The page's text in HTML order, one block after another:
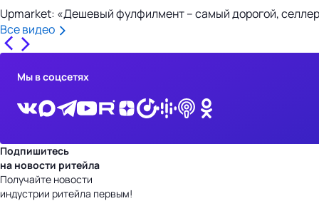
Upmarket: «Дешевый фулфилмент – самый дорогой,
Все видео
Мы в соцсетях
Подпишитесь
на новости ритейла
Получайте новости
индустрии ритейла первым!